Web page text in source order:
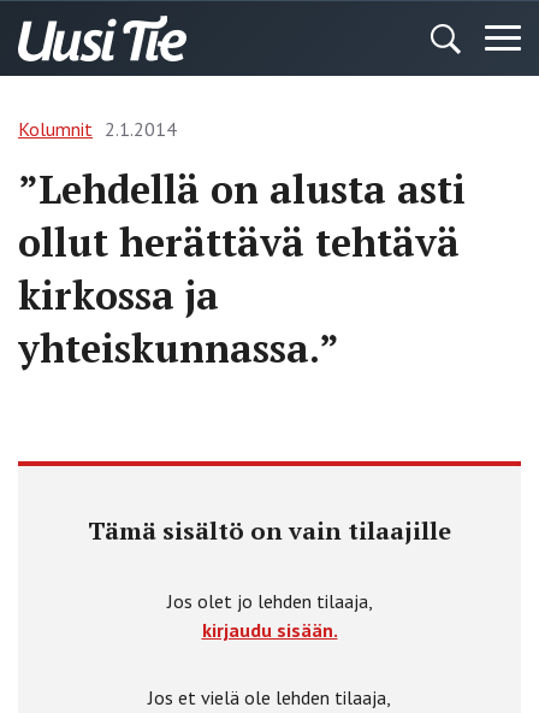
Kolumnit 2.1.2014
”Lehdellä on alusta asti
ollut herättävä tehtävä
kirkossa ja
yhteiskunnassa.”
Tämä sisältö on vain tilaajille
Jos olet jo lehden tilaaja,
kirjaudu sisään.
Jos et vielä ole lehden tilaaja,